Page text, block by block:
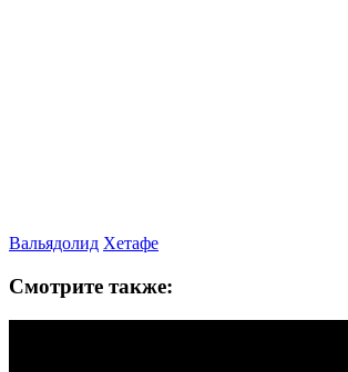
Вальядолид Хетафе
Смотрите также: